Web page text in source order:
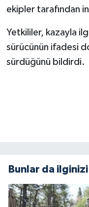
ekipler tarafından
Yetkililer, kazayla
sürücünün ifadesi
sürdüğünü bildirdi.
Bunlar da